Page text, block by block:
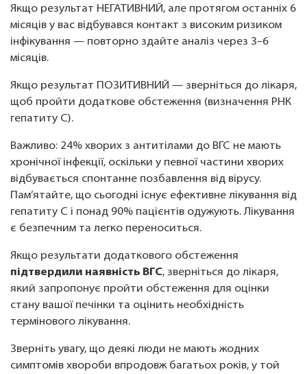
Якщо результат НЕГАТИВНИЙ, але протягом останніх 6
місяців у вас відбувався контакт з високим ризиком
інфікування — повторно здайте аналіз через 3–6
місяців.
Якщо результат ПОЗИТИВНИЙ — зверніться до лікаря,
щоб пройти додаткове обстеження (визначення РНК
гепатиту С).
Важливо: 24% хворих з антитілами до ВГС не мають
хронічної інфекції, оскільки у певної частини хворих
відбувається спонтанне позбавлення від вірусу.
Пам’ятайте, що сьогодні існує ефективне лікування від
гепатиту С і понад 90% пацієнтів одужують. Лікування
є безпечним та легко переноситься.
Якщо результати додаткового обстеження
підтвердили наявність ВГС, зверніться до лікаря,
який запропонує пройти обстеження для оцінки
стану вашої печінки та оцінить необхідність
термінового лікування.
Зверніть увагу, що деякі люди не мають жодних
симптомів хвороби впродовж багатьох років, у той